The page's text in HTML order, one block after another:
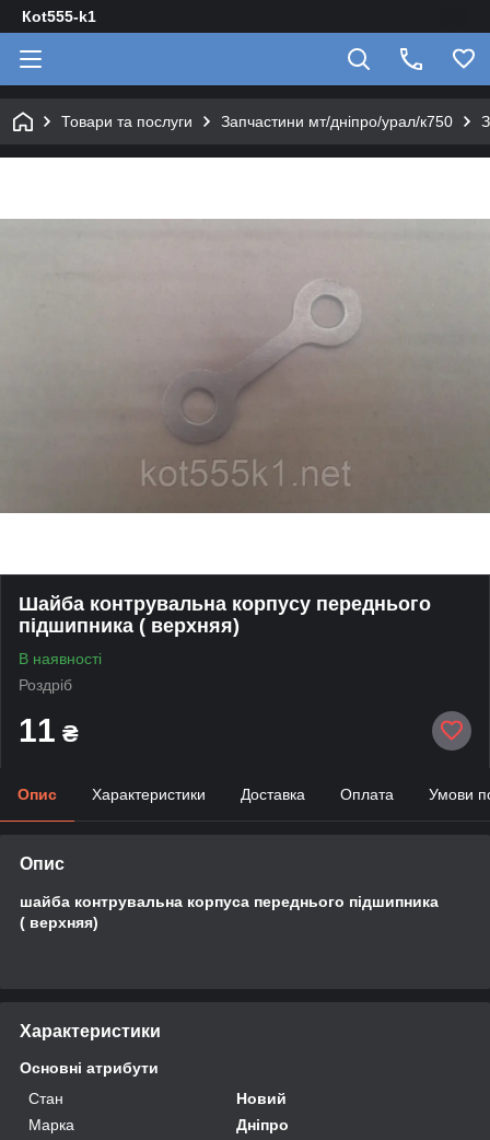
Кot555-k1
Товари та послуги Запчастини мт/дніпро/урал/к750
Шайба контрувальна корпусу переднього
підшипника ( верхняя)
В наявності
Роздріб
11 ₴
Опис Характеристики Доставка Оплата Умови
Опис
шайба контрувальна корпуса переднього підшипника
( верхняя)
Характеристики
Основні атрибути
Стан
Новий
Марка
Дніпро